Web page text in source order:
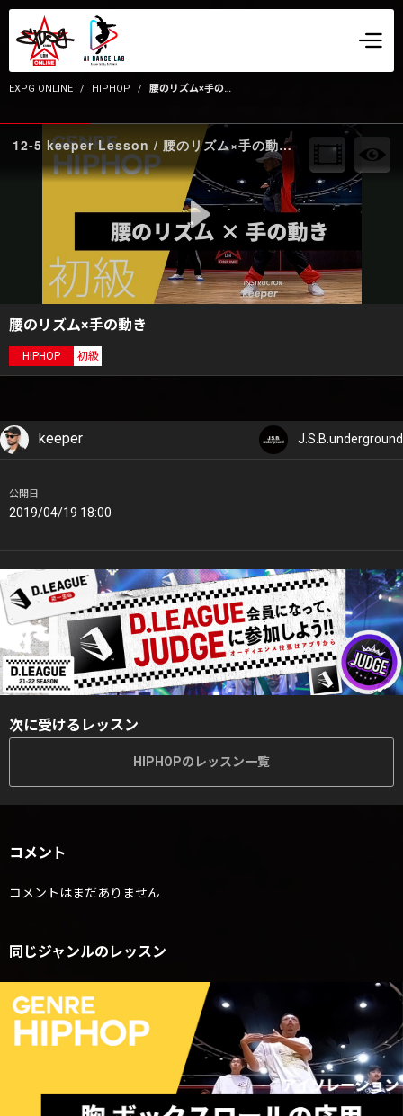
EXPG ONLINE HIPHOP 腰のリズム×手の動き
12-5 keeper Lesson / 腰のリズム×手の動き front
腰のリズム×手の動き
HIPHOP 初級
keeper J.S.B.underground
公開日
2019/04/19 18:00
次に受けるレッスン
HIPHOPのレッスン一覧
コメント
コメントはまだありません
同じジャンルのレッスン